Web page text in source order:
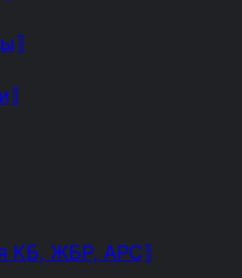
КБ, ЖБР, АРС⟧